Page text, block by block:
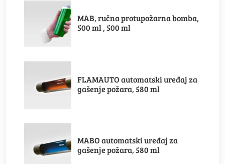
MAB, ručna protupožarna bomba,
500 ml , 500 ml
FLAMAUTO automatski uređaj za
gašenje požara, 580 ml
MABO automatski uređaj za
gašenje požara, 580 ml